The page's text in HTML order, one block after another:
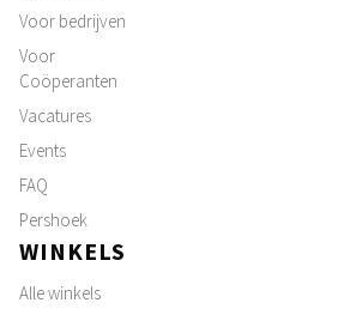
Voor bedrijven
Voor
Coöperanten
Vacatures
Events
FAQ
Pershoek
WINKELS
Alle winkels